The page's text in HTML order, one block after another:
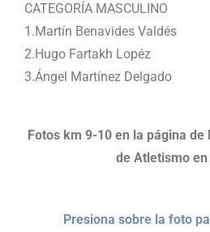
CATEGORÍA MASCULINO
1.Martín Benavides Valdés
2.Hugo Fartakh Lopéz
3.Ángel Martínez Delgado
Fotos km 9-10 en la página de
de Atletismo
Presiona sobre la foto